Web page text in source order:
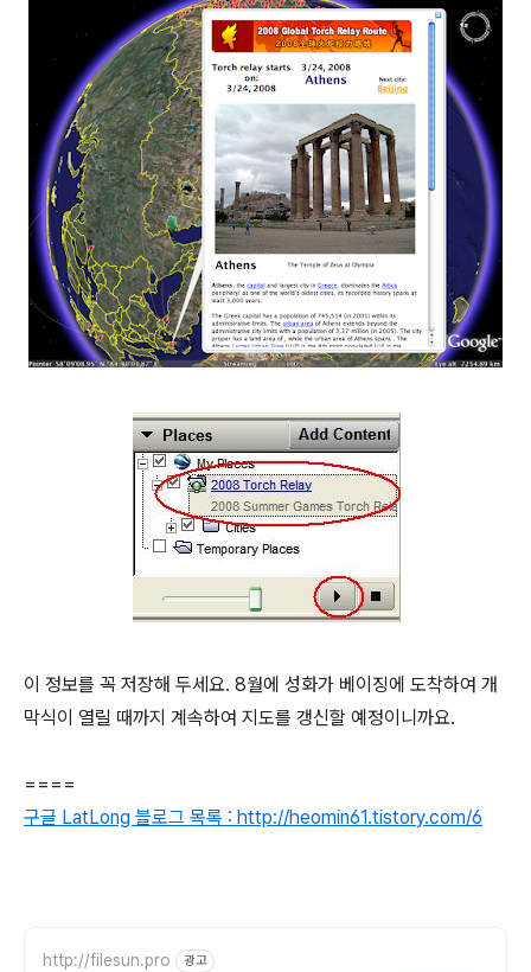
이 정보를 꼭 저장해 두세요. 8월에 성화가 베이징에 도착하여 개
막식이 열릴 때까지 계속하여 지도를 갱신할 예정이니까요.
====
구글 LatLong 블로그 목록 : http://heomin61.tistory.com/6
http://filesun.pro 광고